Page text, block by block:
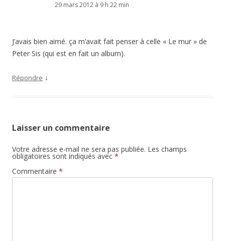
29 mars 2012 à 9 h 22 min
J’avais bien aimé. ça m’avait fait penser à celle « Le mur » de
Peter Sis (qui est en fait un album).
Répondre ↓
Laisser un commentaire
Votre adresse e-mail ne sera pas publiée. Les champs
obligatoires sont indiqués avec *
Commentaire *